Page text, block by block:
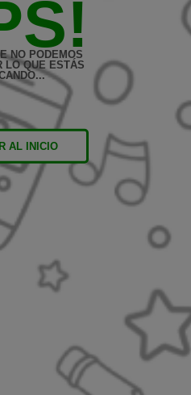
NO PODEMOS
LO QUE ESTÁS
AL INICIO